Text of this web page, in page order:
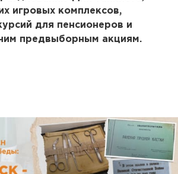
игровых комплексов,
для пенсионеров и
предвыборным акциям.